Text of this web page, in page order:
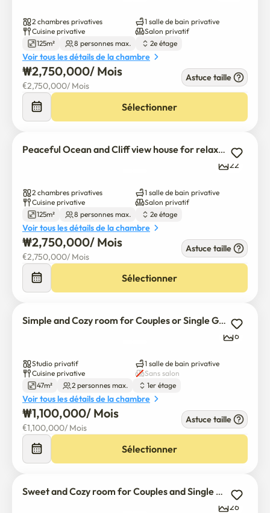
2 chambres privatives
1 salle de bain privative
Cuisine privative
Salon privatif
125m²
8 personnes max. 2e étage
Voir tous les détails de la chambre
₩2,750,000/ Mois
€2,750,000/ Mois
Astuce taille
Sélectionner
Peaceful Ocean and Cliff view house for relaxation
22
2 chambres privatives
1 salle de bain privative
Cuisine privative
Salon privatif
125m²
8 personnes max. 2e étage
Voir tous les détails de la chambre
₩2,750,000/ Mois
€2,750,000/ Mois
Astuce taille
Sélectionner
Simple and Cozy room for Couples or Single Guest
6
Studio privatif
1 salle de bain privative
Cuisine privative
Sans salon
47m²
2 personnes max. 1er étage
Voir tous les détails de la chambre
₩1,100,000/ Mois
€1,100,000/ Mois
Astuce taille
Sélectionner
Sweet and Cozy room for Couples and Single Guest
26